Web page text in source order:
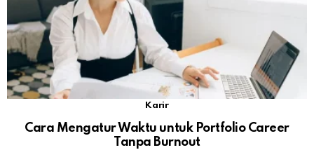
Karir
Cara Mengatur Waktu untuk Portfolio Career
Tanpa Burnout